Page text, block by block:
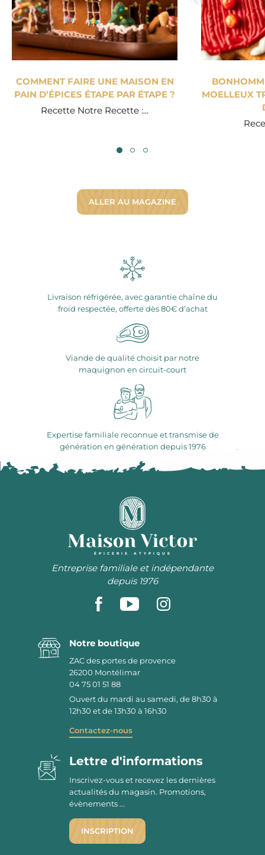
COMMENT FAIRE UNE MAISON EN
PAIN D’ÉPICES ÉTAPE PAR ÉTAPE ?
Recette Notre Recette :...
MOELLEUX
ALLER AU MAGAZINE
Livraison réfrigérée, avec garantie chaîne du
froid respectée, offerte dès 80€ d’achat
Viande de qualité choisit par notre
maquignon en circuit-court
Expertise familiale reconnue et transmise de
génération en génération depuis 1976
ÉPICERIE ATYPIQUE
Entreprise familiale et indépendante
depuis 1976
Notre boutique
ZAC des portes de provence
26200 Montélimar
04 75 01 51 88
Ouvert du mardi au samedi, de 8h30 à
12h30 et de 13h30 à 16h30
Contactez-nous
Lettre d'informations
Inscrivez-vous et recevez les dernières
actualités du magasin. Promotions,
évènements ...
INSCRIPTION